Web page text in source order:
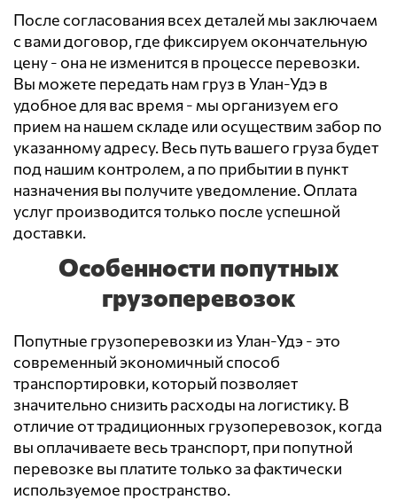
После согласования всех деталей мы заключаем
с вами договор, где фиксируем окончательную
цену - она не изменится в процессе перевозки.
Вы можете передать нам груз в Улан-Удэ в
удобное для вас время - мы организуем его
прием на нашем складе или осуществим забор по
указанному адресу. Весь путь вашего груза будет
под нашим контролем, а по прибытии в пункт
назначения вы получите уведомление. Оплата
услуг производится только после успешной
доставки.
Особенности попутных
грузоперевозок
Попутные грузоперевозки из Улан-Удэ - это
современный экономичный способ
транспортировки, который позволяет
значительно снизить расходы на логистику. В
отличие от традиционных грузоперевозок, когда
вы оплачиваете весь транспорт, при попутной
перевозке вы платите только за фактически
используемое пространство.